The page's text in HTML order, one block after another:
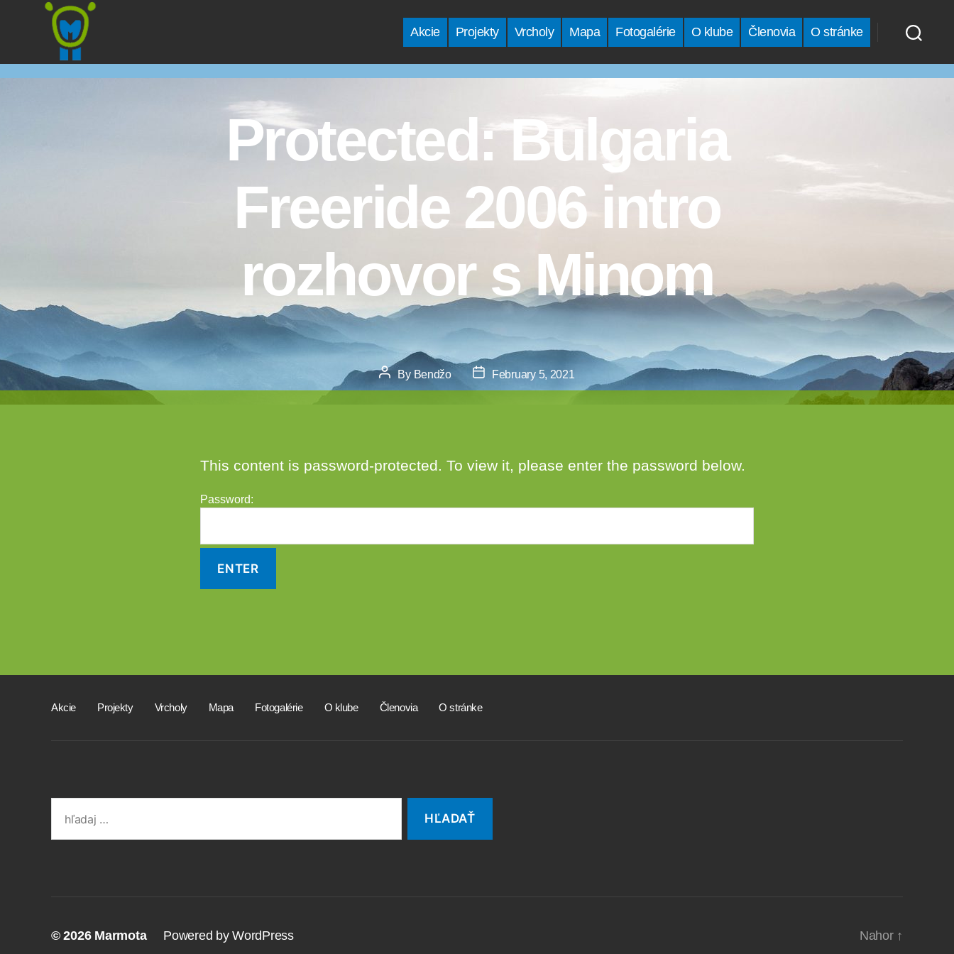
Akcie Projekty Vrcholy Mapa Fotogalérie O klube Členovia O stránke
Protected: Bulgaria
Freeride 2006 intro
rozhovor s Minom
Post
author
By Bendžo
Post
date
February 5, 2021
This content is password-protected. To view it, please enter the password below.
Password:
Akcie Projekty Vrcholy Mapa Fotogalérie O klube Členovia O stránke
for:
© 2026 Marmota Powered by WordPress Nahor ↑